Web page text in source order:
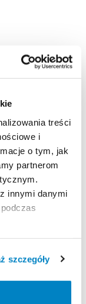
treści
i
o tym, jak
partnerom
innymi danymi
szczegóły
tego